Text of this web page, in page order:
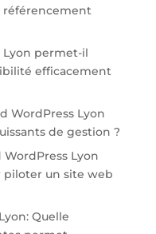
référencement
Lyon permet-il
efficacement
WordPress Lyon
de gestion ?
Lyon
piloter un site web
Quelle